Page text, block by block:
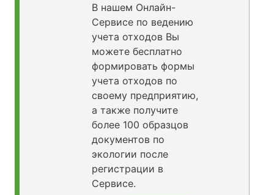
В нашем Онлайн-
Сервисе по ведению
учета отходов Вы
можете бесплатно
формировать формы
учета отходов по
своему предприятию,
а также получите
более 100 образцов
документов по
экологии после
регистрации в
Сервисе.